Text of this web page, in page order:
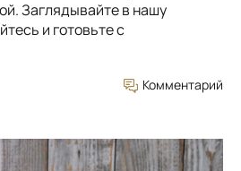
Заглядывайте в нашу
и готовьте с
Комментарий